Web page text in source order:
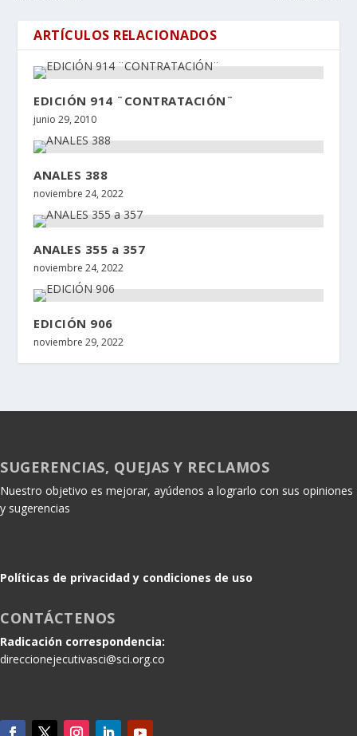
ARTÍCULOS RELACIONADOS
EDICIÓN 914 ¨CONTRATACIÓN¨
junio 29, 2010
ANALES 388
noviembre 24, 2022
ANALES 355 a 357
noviembre 24, 2022
EDICIÓN 906
noviembre 29, 2022
SUGERENCIAS, QUEJAS Y RECLAMOS
Nuestro objetivo es mejorar, ayúdenos a lograrlo con sus opiniones
y sugerencias
Políticas de privacidad y condiciones de uso
CONTÁCTENOS
Radicación correspondencia:
direccionejecutivasci@sci.org.co